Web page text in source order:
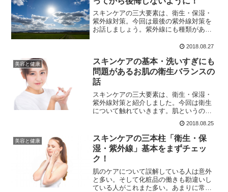
スキンケアの三大要素は、衛生・保湿・
紫外線対策。今回は最後の紫外線対策を
お話しましょう。紫外線にも種類があっ
てくるB波は、実は〜〜で防げる、と、そ
2018.08.27
美容と健康
スキンケアの基本・洗いすぎにも
問題があるお肌の衛生バランスの
話
スキンケアの三大要素は、衛生・保湿・
紫外線対策と紹介しました。今回は衛生
について触れていきます。肌というの
で獲得してきた様々な要素を併せ持ち、
肌質は千差万別です。洗うにしてもこの
辺を考える必要があります。
2018.08.25
美容と健康
スキンケアの三本柱「衛生・保
湿・紫外線」基本をまずチェッ
ク！
肌のケアについて誤解している人は意外
と多い。そして化粧品の働きも勘違いし
ている人がこれまた多い。あまりに常識